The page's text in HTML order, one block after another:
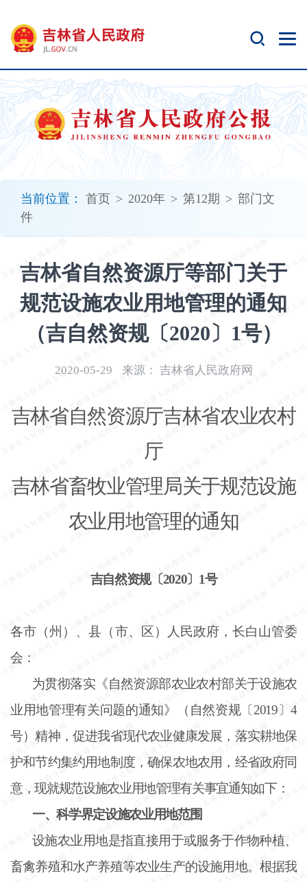
当前位置： 首页 > 2020年 > 第12期 > 部门文
件
吉林省自然资源厅等部门关于
规范设施农业用地管理的通知
（吉自然资规〔2020〕1号）
2020-05-29 来源： 吉林省人民政府网
吉林省自然资源厅吉林省农业农村
厅
吉林省畜牧业管理局关于规范设施
农业用地管理的通知
吉自然资规〔2020〕1号
各市（州）、县（市、区）人民政府，长白山管委
会：
为贯彻落实《自然资源部农业农村部关于设施农
业用地管理有关问题的通知》（自然资规〔2019〕4
号）精神，促进我省现代农业健康发展，落实耕地保
护和节约集约用地制度，确保农地农用，经省政府同
意，现就规范设施农业用地管理有关事宜通知如下：
一、科学界定设施农业用地范围
设施农业用地是指直接用于或服务于作物种植、
畜禽养殖和水产养殖等农业生产的设施用地。根据我
开
无
障
碍
说
明
加